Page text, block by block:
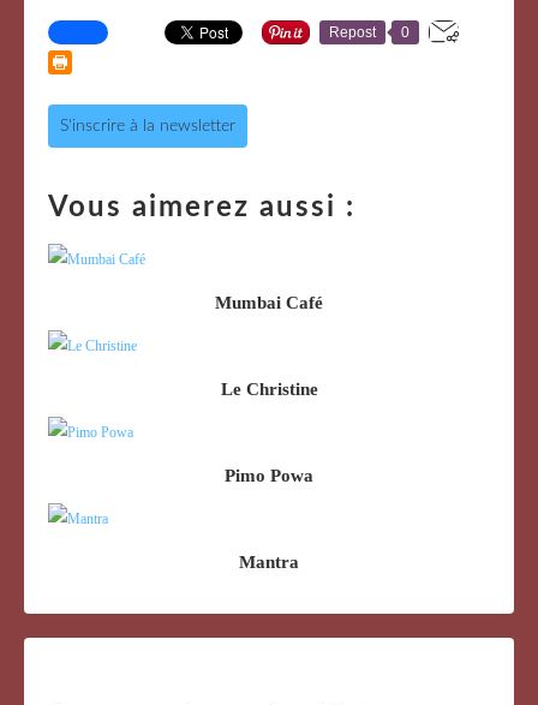
Repost 0
S'inscrire à la newsletter
Vous aimerez aussi :
Mumbai Café
Le Christine
Pimo Powa
Mantra